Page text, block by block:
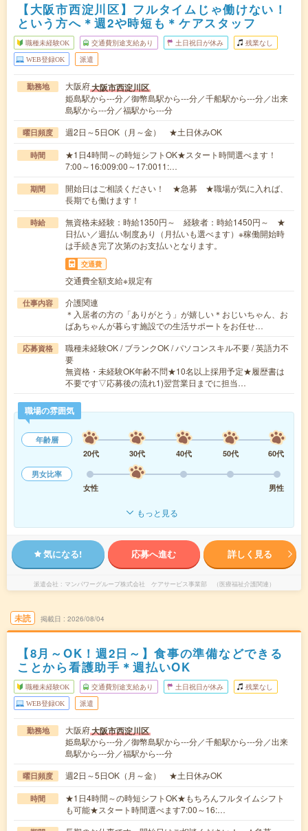
【大阪市西淀川区】フルタイムじゃ働けない！
という方へ＊週2や時短も＊ケアスタッフ
職種未経験OK 交通費別途支給あり 土日祝日が休み 残業なし
WEB登録OK 派遣
勤務地 大阪府大阪市西淀川区
姫島駅から---分／御幣島駅から---分／千船駅から---分／出来
島駅から---分／福駅から---分
曜日頻度 週2日～5日OK（月～金） ★土日休みOK
時間
★1日4時間～の時短シフトOK★スタート時間選べます！
7:00～16:009:00～17:0011:…
期間
開始日はご相談ください！ ★急募 ★職場が気に入れば、
長期でも働けます！
時給
無資格未経験：時給1350円～ 経験者：時給1450円～ ★
日払い／週払い制度あり（月払いも選べます）※稼働開始時
は手続き完了次第のお支払いとなります。
交通費
交通費全額支給※規定有
仕事内容
介護関連
＊入居者の方の「ありがとう」が嬉しい＊おじいちゃん、お
ばあちゃんが暮らす施設での生活サポートをお任せ…
応募資格
職種未経験OK / ブランクOK / パソコンスキル不要 / 英語力不
要
無資格・未経験OK年齢不問★10名以上採用予定★履歴書は
不要です▽応募後の流れ1)翌営業日までに担当…
職場の雰囲気
年齢層
20代
30代 40代 50代
60代
男女比率
女性
男性
もっと見る
気になる! 応募へ進む 詳しく見る
派遣会社 マンパワーグループ株式会社 ケアサービス事業部 （医療福祉介護関連）
未読 掲載日 2026/08/04
【8月～OK！週2日～】食事の準備などできる
ことから看護助手＊週払いOK
職種未経験OK 交通費別途支給あり 土日祝日が休み 残業なし
WEB登録OK 派遣
勤務地 大阪府大阪市西淀川区
姫島駅から---分／御幣島駅から---分／千船駅から---分／出来
島駅から---分／福駅から---分
曜日頻度 週2日～5日OK（月～金） ★土日休みOK
時間
★1日4時間～の時短シフトOK★もちろんフルタイムシフト
も可能★スタート時間選べます7:00～16:…